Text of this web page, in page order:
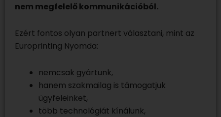
nem megfelelő kommunikációból.
Ezért fontos olyan partnert választani, mint az
Europrinting Nyomda:
nemcsak gyártunk,
hanem szakmailag is támogatjuk
ügyfeleinket,
több technológiát kínálunk,